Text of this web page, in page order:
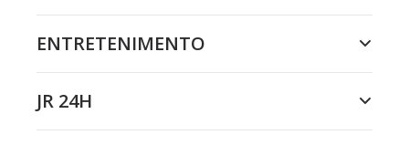
ENTRETENIMENTO
JR 24H